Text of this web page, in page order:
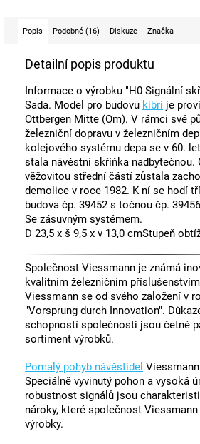
Popis Podobné (16) Diskuze Značka
Detailní popis produktu
Informace o výrobku "H0 Signální
Sada. Model pro budovu kibri je
Ottbergen Mitte (Om). V rámci své
železniční dopravu v železničním
kolejového systému depa se v 60.
stala návěstní skříňka nadbytečnou.
věžovitou střední částí zůstala
demolice v roce 1982. K ní se hodí
budova čp. 39452 s točnou čp.
Se zásuvným systémem.
D 23,5 x š 9,5 x v 13,0 cmStupeň
Společnost Viessmann je známá
kvalitním železničním
Viessmann se od svého založení v
"Vorsprung durch Innovation".
schopností společnosti jsou četné
sortiment výrobků.
Pomalý pohyb návěstidel
Speciálně vyvinutý pohon a vysoká
robustnost signálů jsou
nároky, které společnost
výrobky.